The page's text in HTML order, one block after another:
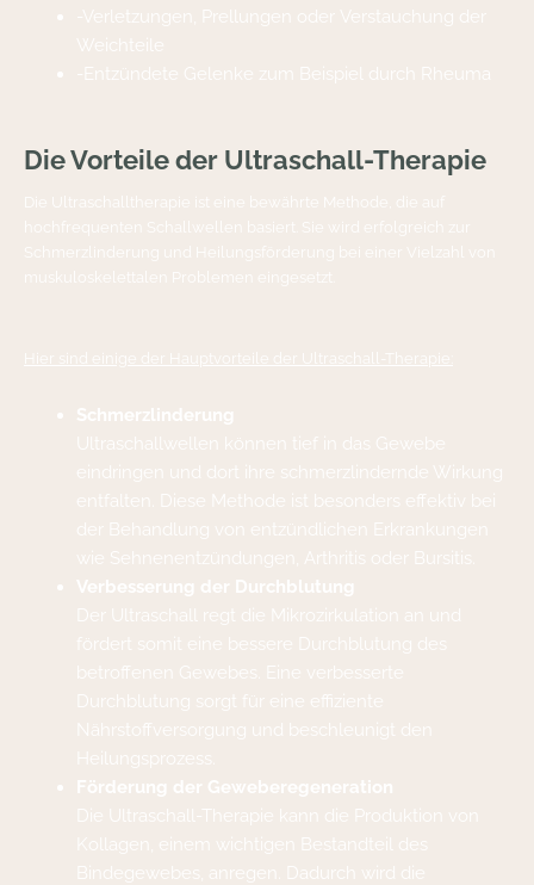
-Verletzungen, Prellungen oder Verstauchung der
-Entzündete Gelenke zum Beispiel durch Rheuma
Die Vorteile der Ultraschall-Therapie
Die Ultraschalltherapie ist eine bewährte Methode, die auf
Schmerzlinderung
Ultraschallwellen können tief in das Gewebe
eindringen und dort ihre schmerzlindernde Wirkung
entfalten. Diese Methode ist besonders effektiv bei
der Behandlung von entzündlichen Erkrankungen
wie Sehnenentzündungen, Arthritis oder Bursitis.
Verbesserung der Durchblutung
Der Ultraschall regt die Mikrozirkulation an und
fördert somit eine bessere Durchblutung des
betroffenen Gewebes. Eine verbesserte
Durchblutung sorgt für eine effiziente
Nährstoffversorgung und beschleunigt den
Heilungsprozess.
Förderung der Geweberegeneration
Die Ultraschall-Therapie kann die Produktion von
Kollagen, einem wichtigen Bestandteil des
Bindegewebes, anregen. Dadurch wird die